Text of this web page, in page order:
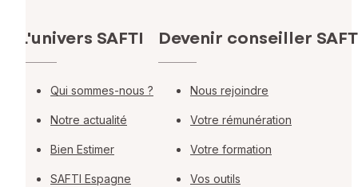
L'univers SAFTI
Qui sommes-nous ?
Notre actualité
Bien Estimer
SAFTI Espagne
Devenir conseiller
Nous rejoindre
Votre rémunération
Votre formation
Vos outils